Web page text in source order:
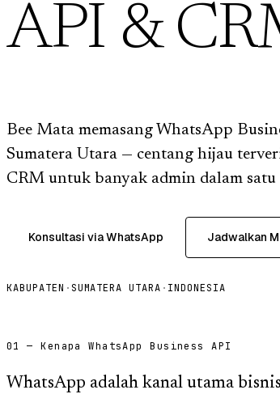
API &
Bee Mata memasang WhatsApp
Sumatera Utara — centang hijau
CRM untuk banyak admin dalam satu
Konsultasi via WhatsApp Jadwalkan
KABUPATEN · SUMATERA UTARA · INDONESIA
01 — Kenapa WhatsApp Business API
WhatsApp adalah kanal utama